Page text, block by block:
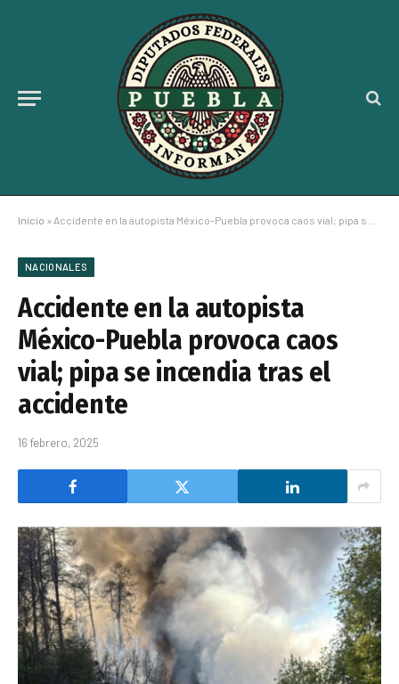
Inicio » Accidente en la autopista México-Puebla provoca caos vial; pipa se incendia tras el accidente
NACIONALES
Accidente en la autopista
México-Puebla provoca caos
vial; pipa se incendia tras el
accidente
16 febrero, 2025